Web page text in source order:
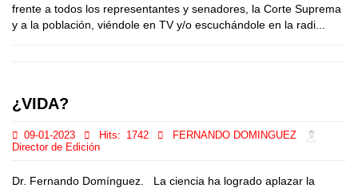
frente a todos los representantes y senadores, la Corte Suprema
y a la población, viéndole en TV y/o escuchándole en la radi...
¿VIDA?
09-01-2023 Hits: 1742
FERNANDO DOMINGUEZ
Director de Edición
Dr. Fernando Domínguez. La ciencia ha logrado aplazar la